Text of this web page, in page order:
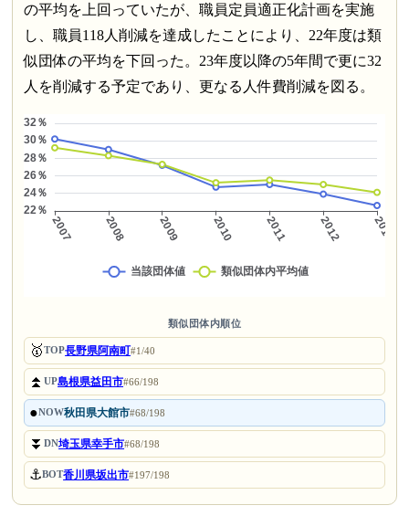
の平均を上回っていたが、職員定員適正化計画を実施
し、職員118人削減を達成したことにより、22年度は類
似団体の平均を下回った。23年度以降の5年間で更に32
人を削減する予定であり、更なる人件費削減を図る。
類似団体内順位
🥇TOP長野県阿南町#1/40
⏫UP島根県益田市#66/198
●NOW秋田県大館市#68/198
⏬DN埼玉県幸手市#68/198
⚓BOT香川県坂出市#197/198